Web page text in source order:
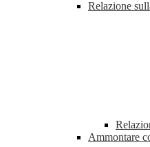
Relazione
Ammontare